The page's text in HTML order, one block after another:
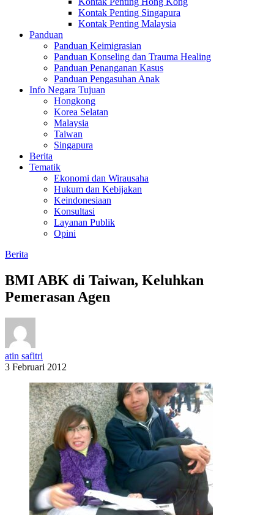
Kontak Penting Singapura
Kontak Penting Malaysia
Panduan
Panduan Keimigrasian
Panduan Konseling dan Trauma Healing
Panduan Penanganan Kasus
Panduan Pengasuhan Anak
Info Negara Tujuan
Hongkong
Korea Selatan
Malaysia
Taiwan
Singapura
Berita
Tematik
Ekonomi dan Wirausaha
Hukum dan Kebijakan
Keindonesiaan
Konsultasi
Layanan Publik
Opini
Berita
BMI ABK di Taiwan, Keluhkan
Pemerasan Agen
atin safitri
3 Februari 2012